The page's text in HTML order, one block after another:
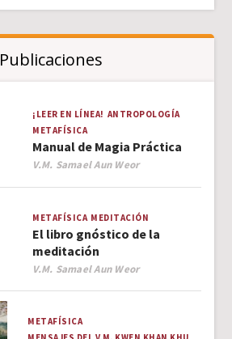
Publicaciones
¡LEER EN LÍNEA! ANTROPOLOGÍA
METAFÍSICA
Manual de Magia Práctica
Author
V.M. Samael Aun Weor
METAFÍSICA MEDITACIÓN
El libro gnóstico de la
meditación
Author
V.M. Samael Aun Weor
METAFÍSICA